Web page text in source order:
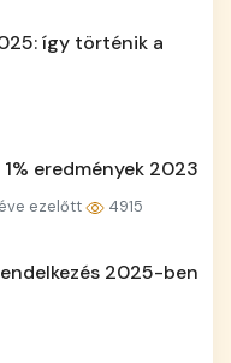
így történik a
eredmények 2023
ezelőtt 4915
2025-ben